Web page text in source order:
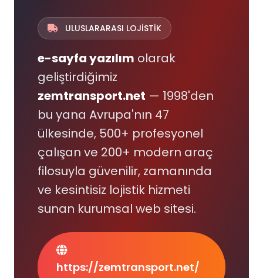
ULUSLARARASI LOJİSTİK
e-sayfa yazılım olarak
geliştirdiğimiz
zemtransport.net — 1998'den
bu yana Avrupa'nın 47
ülkesinde, 500+ profesyonel
çalışan ve 200+ modern araç
filosuyla güvenilir, zamanında
ve kesintisiz lojistik hizmeti
sunan kurumsal web sitesi.
https://zemtransport.net/